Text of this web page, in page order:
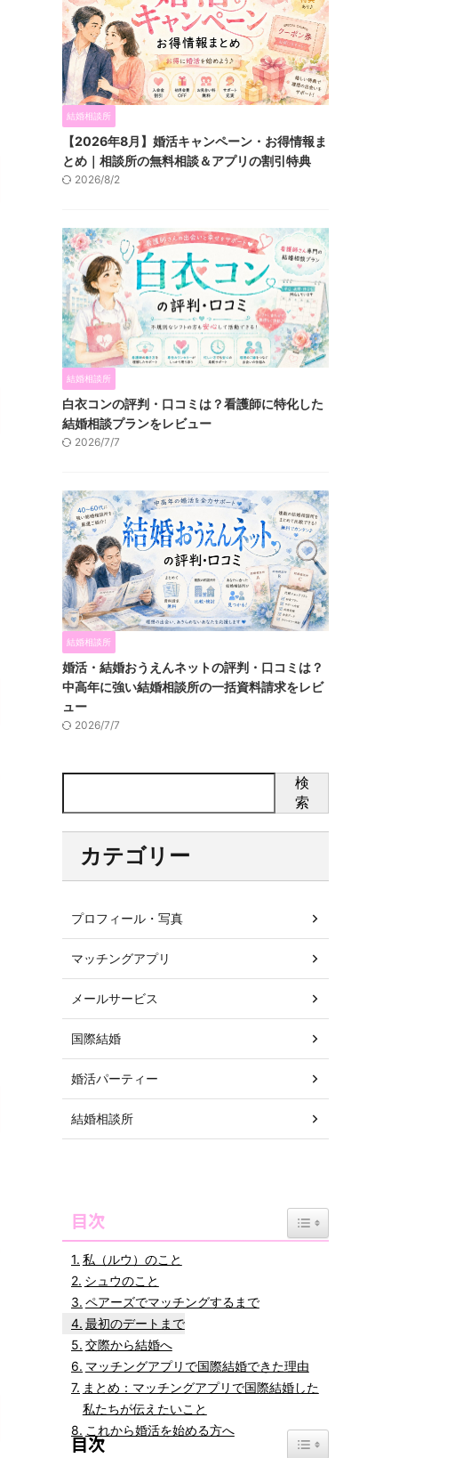
結婚相談所
【2026年8月】婚活キャンペーン・お得情報ま
とめ｜相談所の無料相談＆アプリの割引特典
2026/8/2
結婚相談所
白衣コンの評判・口コミは？看護師に特化した
結婚相談プランをレビュー
2026/7/7
結婚相談所
婚活・結婚おうえんネットの評判・口コミは？
中高年に強い結婚相談所の一括資料請求をレビ
ュー
2026/7/7
検
索
カテゴリー
プロフィール・写真
マッチングアプリ
メールサービス
国際結婚
婚活パーティー
結婚相談所
目次 Toggle Table of Content
私（ルウ）のこと
シュウのこと
ペアーズでマッチングするまで
最初のデートまで
交際から結婚へ
マッチングアプリで国際結婚できた理由
まとめ：マッチングアプリで国際結婚した
私たちが伝えたいこと
これから婚活を始める方へ
目次 Toggle Table of Content